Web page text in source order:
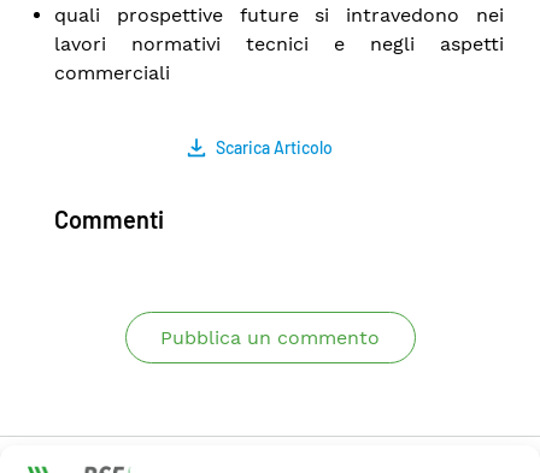
quali prospettive future si intravedono nei
lavori normativi tecnici e negli aspetti
commerciali
Scarica Articolo
Commenti
Pubblica un commento